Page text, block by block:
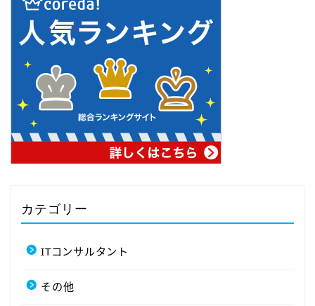
カテゴリー
ITコンサルタント
その他